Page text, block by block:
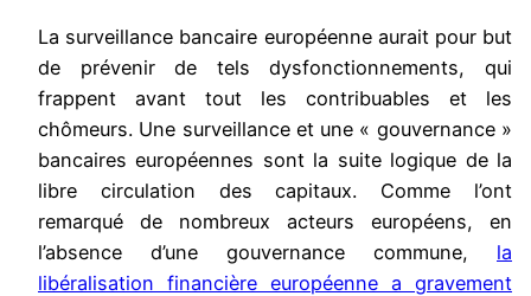
La surveillance bancaire européenne aurait pour but
de prévenir de tels dysfonctionnements, qui
frappent avant tout les contribuables et les
chômeurs. Une surveillance et une « gouvernance »
bancaires européennes sont la suite logique de la
libre circulation des capitaux. Comme l’ont
remarqué de nombreux acteurs européens, en
l’absence d’une gouvernance commune, la
libéralisation financière européenne a gravement